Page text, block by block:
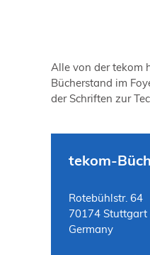
Alle von der tekom
Bücherstand im
der Schriften zur
tekom-
Rotebühlstr. 64
70174 Stuttgart
Germany